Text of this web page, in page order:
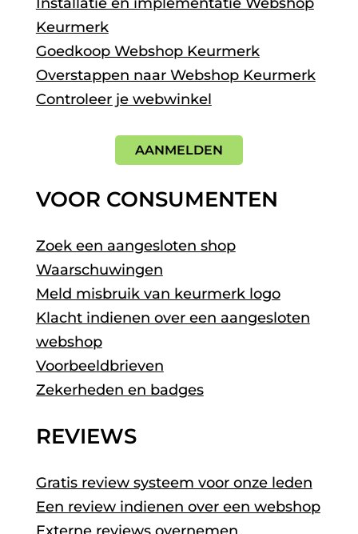
Keurmerk
Goedkoop Webshop Keurmerk
Overstappen naar Webshop Keurmerk
Controleer je webwinkel
AANMELDEN
VOOR CONSUMENTEN
Zoek een aangesloten shop
Waarschuwingen
Meld misbruik van keurmerk logo
Klacht indienen over een aangesloten
webshop
Voorbeeldbrieven
Zekerheden en badges
REVIEWS
Gratis review systeem voor onze leden
Een review indienen over een webshop